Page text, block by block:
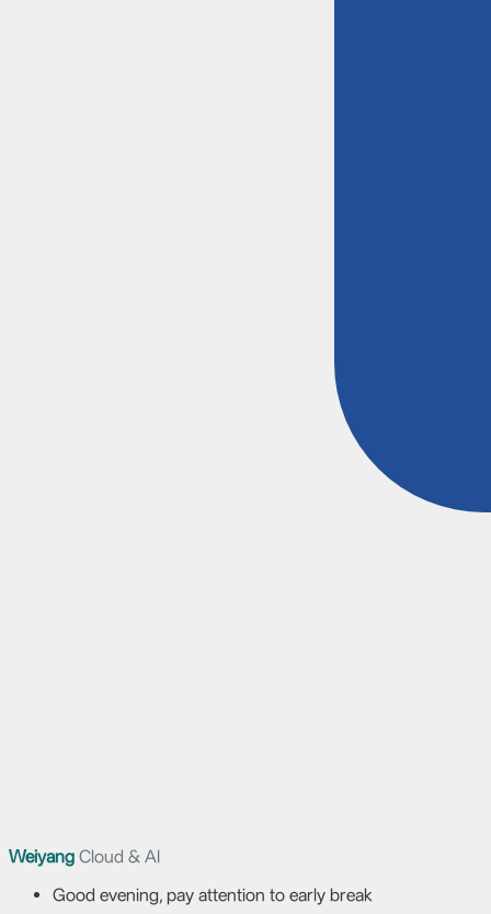
Weiyang Cloud & AI
Good evening, pay attention to early break